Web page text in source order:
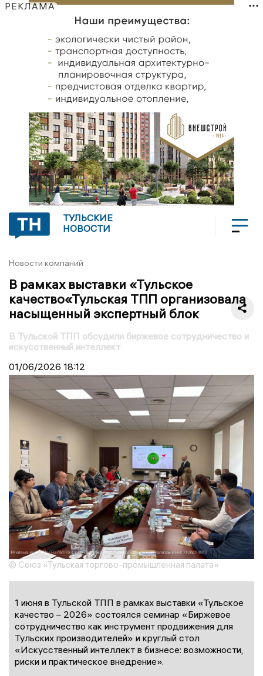
РЕКЛАМА
ТУЛЬСКИЕ
НОВОСТИ
Новости компаний
В рамках выставки «Тульское
качество«Тульская ТПП организовала
насыщенный экспертный блок
В Тульской ТПП обсудили биржевое сотрудничество и
искусственный интеллект
01/06/2026 18:12
© Союз «Тульская торгово-промышленная палата»
1 июня в Тульской ТПП в рамках выставки «Тульское
качество – 2026» состоялся семинар «Биржевое
сотрудничество как инструмент продвижения для
Тульских производителей» и круглый стол
«Искусственный интеллект в бизнесе: возможности,
риски и практическое внедрение».